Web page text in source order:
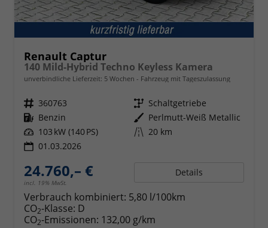
Renault Captur
140 Mild-Hybrid Techno Keyless Kamera
unverbindliche Lieferzeit: 5 Wochen Fahrzeug mit Tageszulassung
Fahrzeugnr. 360763 Getriebe Schaltgetriebe
Kraftstoff Benzin Außenfarbe Perlmutt-Weiß Metallic
Leistung 103 kW (140 PS) Kilometerstand 20 km
01.03.2026
24.760,– €
incl. 19% MwSt.
Details
Verbrauch kombiniert: 5,80 l/100km
CO2-Klasse: D
CO2-Emissionen: 132,00 g/km